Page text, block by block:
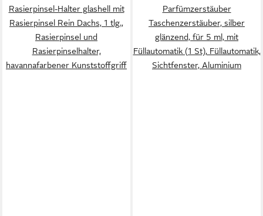
Rasierpinsel-Halter glashell mit
Rasierpinsel Rein Dachs, 1 tlg.,
Rasierpinsel und
Rasierpinselhalter,
havannafarbener Kunststoffgriff
Parfümzerstäuber
Taschenzerstäuber, silber
glänzend, für 5 ml, mit
Füllautomatik (1 St), Füllautomatik,
Sichtfenster, Aluminium